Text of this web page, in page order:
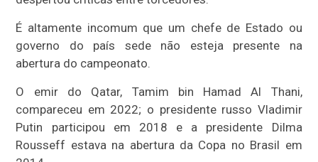
É altamente incomum que um chefe de Estado ou
governo do país sede não esteja presente na
abertura do campeonato.
O emir do Qatar, Tamim bin Hamad Al Thani,
compareceu em 2022; o presidente russo Vladimir
Putin participou em 2018 e a presidente Dilma
Rousseff estava na abertura da Copa no Brasil em